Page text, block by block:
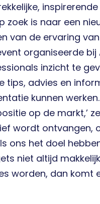
zoek is naar een
van de ervaring
organiseerde
inzicht te
tips, advies en
kunnen
op de markt,’
wordt ontvangen,
ons het doel
niet altijd
worden, dan komt